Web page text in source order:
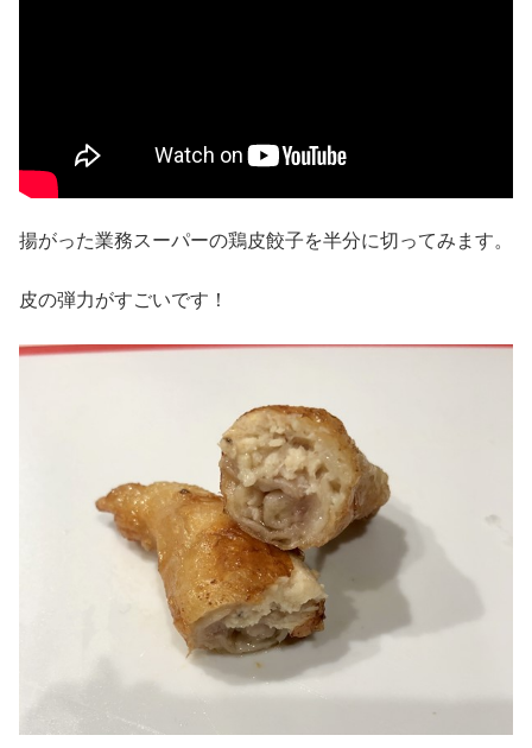
揚がった業務スーパーの鶏皮餃子を半分に切ってみます。
皮の弾力がすごいです！